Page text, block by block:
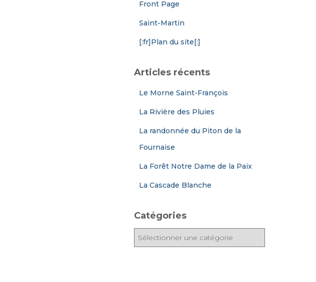
Front Page
Saint-Martin
[:fr]Plan du site[:]
Articles récents
Le Morne Saint-François
La Rivière des Pluies
La randonnée du Piton de la
Fournaise
La Forêt Notre Dame de la Paix
La Cascade Blanche
Catégories